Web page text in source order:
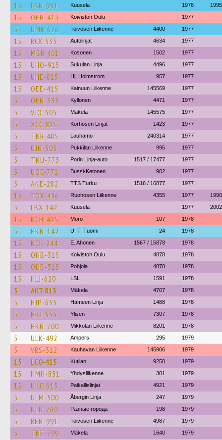
15 LBN-931 Kuusela 1976 1995
15 OEH-415 Koiviston Oulu 1977
5 UMR-626 Toivosen Liikenne 4400 1977
15 RCX-535 Autolinjat 4634 1977
15 MBR-401 Kosonen 1502 1977
15 UHO-915 Sukulan Linja 4496 1977
15 UHE-815 Hj. Holmstrom 957 1977
15 OEE-415 Kainuun Liikenne 145569 1977
5 OEN-333 Kyllonen 4471 1977
5 VJO-505 Mäkela 145575 1977
5 XCC-815 Korhosen Linjat 1423 1977
5 TKR-405 Lauhamo 240314 1977
5 UJN-505 Pukkilan Liikenne 995 1977
5 TKU-773 Porin Linja-auto 1517 / 17477 1977
5 UOC-771 Bussi-Ketonen 902 1977
5 AKE-282 TTS Turku 1516 / 16877 1977
15 TOX-436 Ruohosen Liikenne 4355 1977 1990
5 LBX-142 Kuusela 1977 2002
15 KCH-415 Mörö 107 1978
5 HKN-142 U. T. Tuomi 24 1978
15 KCK-244 E. Ahonen 1567 / 15878 1978
15 OHB-315 Koiviston Oulu 4878 1978
15 OHB-315 Pohjola 4878 1978
15 HLJ-620 LSL 1591 1978
5 AKT-813 Mäkela 4707 1978
5 HJP-655 Hämeen Linja 1488 1978
5 HKJ-555 Ylisen 7307 1978
5 HKN-700 Mikkolan Liikenne 8201 1978
5 ULK-492 Ampers 295 1979
5 VRS-312 Kauhavan Liikenne 145906 1979
15 LCO-415 Kutilan 9250 1979
15 HMH-851 Yhdysliikenne 301 1979
15 UKC-615 Paikallislinjat 4921 1979
5 ULM-500 Åbergin Linja 247 1979
5 ULU-760 Разные города 198 1979
5 REN-991 Toivosen Liikenne 4987 1979
5 TNE-799 Mäkela 1640 1979